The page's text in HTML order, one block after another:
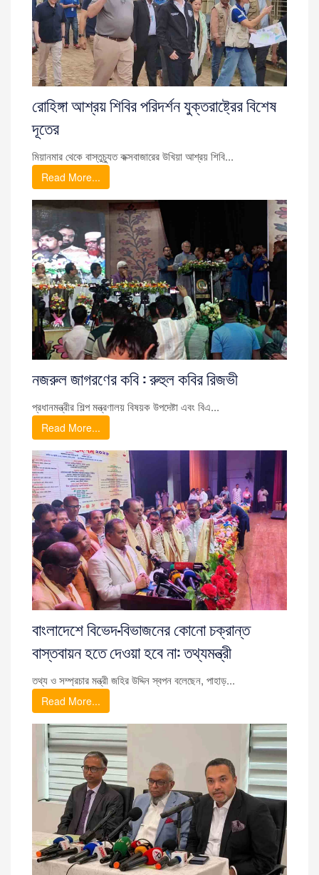
রোহিঙ্গা আশ্রয় শিবির পরিদর্শন যুক্তরাষ্ট্রের বিশেষ
দূতের
মিয়ানমার থেকে বাস্তুচ্যুত কক্সবাজারের উখিয়া আশ্রয় শিবি...
Read More...
নজরুল জাগরণের কবি : রুহুল কবির রিজভী
প্রধানমন্ত্রীর শিল্প মন্ত্রণালয় বিষয়ক উপদেষ্টা এবং বিএ...
Read More...
বাংলাদেশে বিভেদ-বিভাজনের কোনো চক্রান্ত
বাস্তবায়ন হতে দেওয়া হবে না: তথ্যমন্ত্রী
তথ্য ও সম্প্রচার মন্ত্রী জহির উদ্দিন স্বপন বলেছেন, পাহাড়...
Read More...